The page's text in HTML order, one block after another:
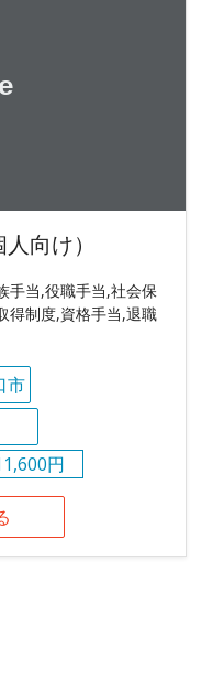
向け）
手当,役職手当,社会保
得制度,資格手当,退職
市
円